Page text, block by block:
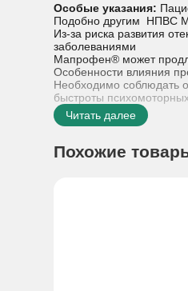
Особые указания:
Подобно другим НПВС
Из-за риска развития
заболеваниями
Мапрофен® может
Особенности влияния
Необходимо соблюдать
быстроты
Читать далее
Похожие